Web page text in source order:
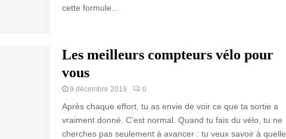
cette formule...
Les meilleurs compteurs vélo pour
vous
9 décembre 2019 0
Après chaque effort, tu as envie de voir ce que ta sortie a
vraiment donné. C’est normal. Quand tu fais du vélo, tu ne
cherches pas seulement à avancer : tu veux savoir à quelle